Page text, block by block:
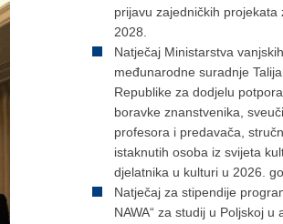
prijavu zajedničkih projekata
2028.
Natječaj Ministarstva
međunarodne suradnje
Republike za dodjelu
boravke znanstvenika,
profesora i predavača,
istaknutih osoba iz svijeta
djelatnika u kulturi u 2026.
Natječaj za stipendije
NAWA“ za studij u Poljskoj u